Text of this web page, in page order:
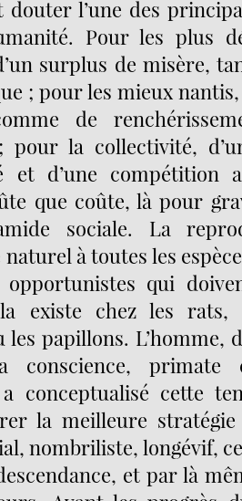
douter l’une des
Pour les plus
surplus de misère,
; pour les mieux
de
pour la collectivité,
et d’une compétition
que coûte, là pour
sociale. La
à toutes les
opportunistes qui
existe chez les rats,
les papillons. L’homme,
conscience, primate
a conceptualisé cette
la meilleure
nombriliste, longévif,
et par là